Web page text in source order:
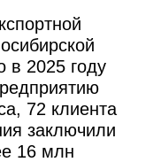
в 2025 году
72 клиента
заключили
16 млн